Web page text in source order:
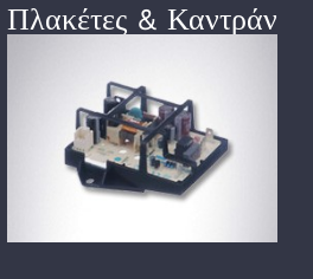
Πλακέτες & Καντράν